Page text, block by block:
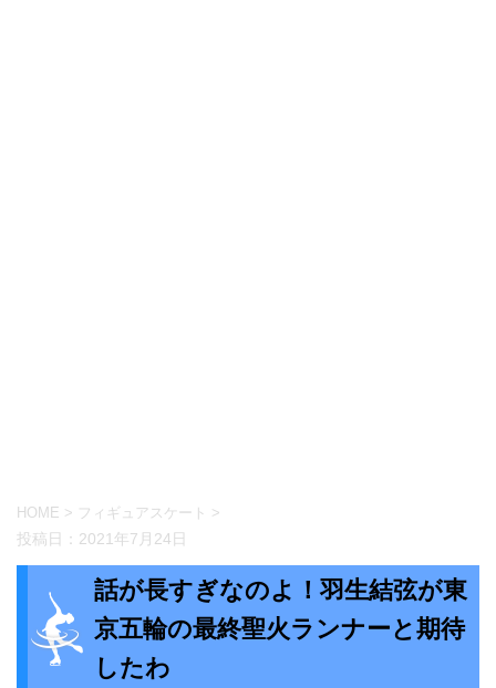
HOME > フィギュアスケート >
投稿日： 2021年7月24日
話が長すぎなのよ！羽生結弦が東
京五輪の最終聖火ランナーと期待
したわ